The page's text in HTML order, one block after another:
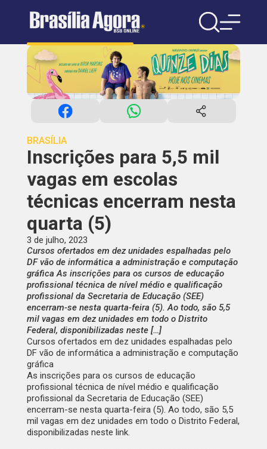
BRASÍLIA
Inscrições para 5,5 mil
vagas em escolas
técnicas encerram nesta
quarta (5)
3 de julho, 2023
Cursos ofertados em dez unidades espalhadas pelo
DF vão de informática a administração e computação
gráfica As inscrições para os cursos de educação
profissional técnica de nível médio e qualificação
profissional da Secretaria de Educação (SEE)
encerram-se nesta quarta-feira (5). Ao todo, são 5,5
mil vagas em dez unidades em todo o Distrito
Federal, disponibilizadas neste […]
Cursos ofertados em dez unidades espalhadas pelo
DF vão de informática a administração e computação
gráfica
As inscrições para os cursos de educação
profissional técnica de nível médio e qualificação
profissional da Secretaria de Educação (SEE)
encerram-se nesta quarta-feira (5). Ao todo, são 5,5
mil vagas em dez unidades em todo o Distrito Federal,
disponibilizadas neste link.